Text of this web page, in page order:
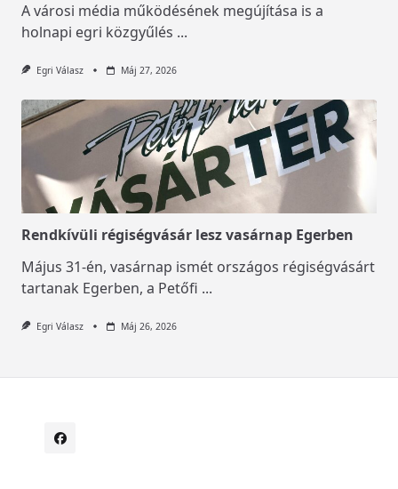
A városi média működésének megújítása is a
holnapi egri közgyűlés ...
Egri Válasz Máj 27, 2026
Rendkívüli régiségvásár lesz vasárnap Egerben
Május 31-én, vasárnap ismét országos régiségvásárt
tartanak Egerben, a Petőfi ...
Egri Válasz Máj 26, 2026